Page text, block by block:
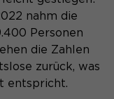
dieser
Cookies sind
auf der
flüssig wird:
Website, Sie
Ihre Sitzung
GTranslate.
nahm die
Personen
die Zahlen
zurück, was
entspricht.